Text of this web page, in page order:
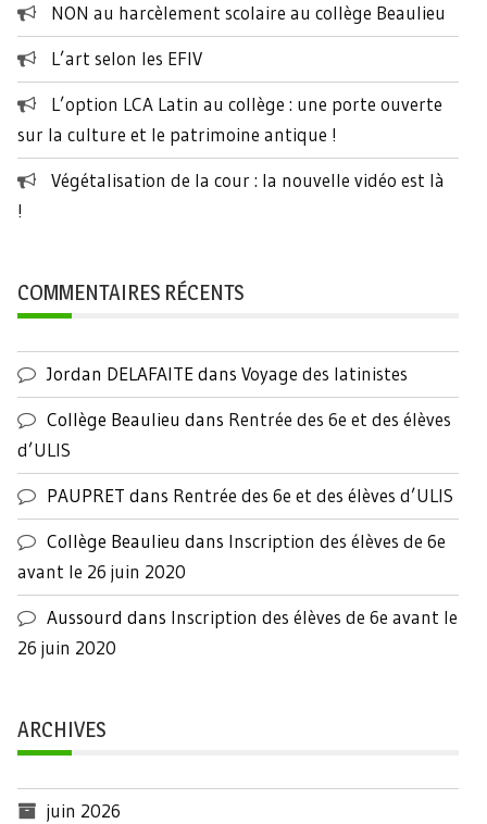
NON au harcèlement scolaire au collège Beaulieu
L’art selon les EFIV
L’option LCA Latin au collège : une porte ouverte
sur la culture et le patrimoine antique !
Végétalisation de la cour : la nouvelle vidéo est là
!
COMMENTAIRES RÉCENTS
Jordan DELAFAITEdans Voyage des latinistes
Collège Beaulieu dans Rentrée des 6e et des élèves
d’ULIS
PAUPRET dans Rentrée des 6e et des élèves d’ULIS
Collège Beaulieu dans Inscription des élèves de 6e
avant le 26 juin 2020
Aussourd dans Inscription des élèves de 6e avant le
26 juin 2020
ARCHIVES
juin 2026